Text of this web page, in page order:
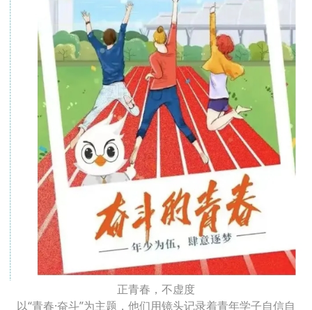
正青春，不虚度
以“青春·奋斗”为主题，他们用镜头记录着青年学子自信自